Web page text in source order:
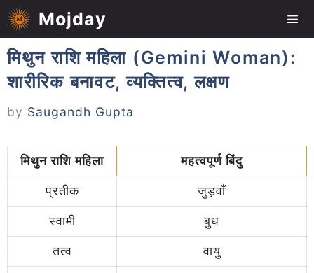
Mojday
मिथुन राशि महिला (Gemini Woman):
शारीरिक बनावट, व्यक्तित्व, लक्षण
by Saugandh Gupta
मिथुन राशि महिला महत्वपूर्ण बिंदु
प्रतीक जुड़वाँ
स्वामी बुध
तत्व वायु